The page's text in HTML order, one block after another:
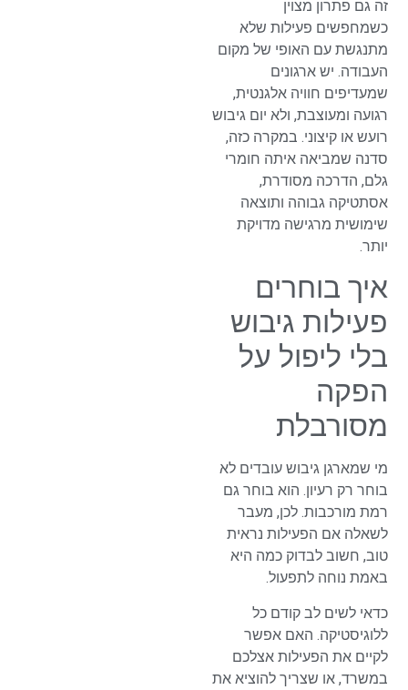
זה גם פתרון מצוין
כשמחפשים פעילות שלא
מתנגשת עם האופי של מקום
העבודה. יש ארגונים
שמעדיפים חוויה אלגנטית,
רגועה ומעוצבת, ולא יום גיבוש
רועש או קיצוני. במקרה כזה,
סדנה שמביאה איתה חומרי
גלם, הדרכה מסודרת,
אסתטיקה גבוהה ותוצאה
שימושית מרגישה מדויקת
יותר.
איך בוחרים
פעילות גיבוש
בלי ליפול על
הפקה
מסורבלת
מי שמארגן גיבוש עובדים לא
בוחר רק רעיון. הוא בוחר גם
רמת מורכבות. לכן, מעבר
לשאלה אם הפעילות נראית
טוב, חשוב לבדוק כמה היא
באמת נוחה לתפעול.
כדאי לשים לב קודם כל
ללוגיסטיקה. האם אפשר
לקיים את הפעילות אצלכם
במשרד, או שצריך להוציא את